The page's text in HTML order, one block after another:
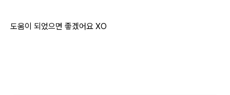
도움이 되었으면 좋겠어요 XO